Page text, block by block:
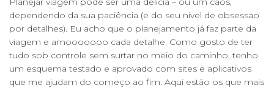
e
b
o
k
t
t
e
t
s
A
p
b
i
l
t
e
r
s
t
dependendo da sua paciência (e do seu nível de obsessão
por detalhes). Eu acho que o planejamento já faz parte da
viagem e amooooooo cada detalhe. Como gosto de ter
tudo sob controle sem surtar no meio do caminho, tenho
um esquema testado e aprovado com sites e aplicativos
que me ajudam do começo ao fim. Aqui estão os que mais